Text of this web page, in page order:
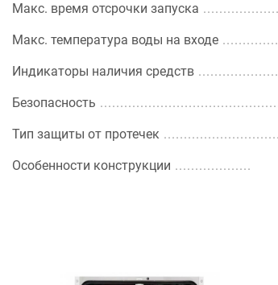
Макс. время отсрочки запуска
Макс. температура воды на входе
Индикаторы наличия средств
Безопасность
Тип защиты от протечек
Особенности конструкции